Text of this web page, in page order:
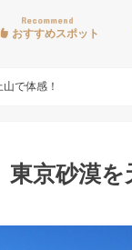
Recommend
おすすめスポット
で体感！
東京砂漠